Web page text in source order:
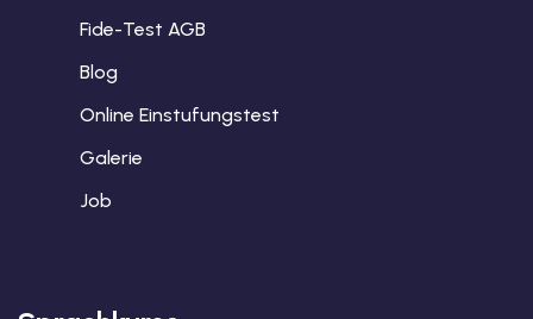
Fide-Test AGB
Blog
Online Einstufungstest
Galerie
Job